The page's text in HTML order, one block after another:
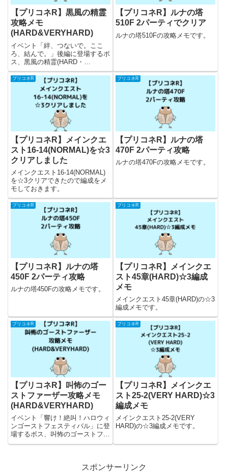
【プリコネR】黒風の精霊
攻略メモ
(HARD&VERYHARD)
イベント「絆、つないで。ここ
ろ、結んで。」後編に登場するボ
ス、黒風の精霊(HARD・
VERYHARD)の攻略メモになりま
す。
【プリコネR】ルナの塔
510F 2パーティでクリア
ルナの塔510Fの攻略メモです。
プリコネR
【プリコネR】メインクエ
スト16-14(NORMAL)を☆3
クリアしました
メインクエスト16-14(NORMAL)
を☆3クリアできたので編成をメ
モしておきます。
プリコネR
【プリコネR】ルナの塔
470F 2パーティ攻略
ルナの塔470Fの攻略メモです。
プリコネR
【プリコネR】ルナの塔
450F 2パーティ攻略
ルナの塔450Fの攻略メモです。
プリコネR
【プリコネR】メインクエ
スト45章(HARD)☆3編成
メモ
メインクエスト45章(HARD)の☆3
編成メモです。
プリコネR
【プリコネR】叫怖のゴー
ストファーザー攻略メモ
(HARD&VERYHARD)
イベント「響け！絶叫！ハロウィ
ンゴーストフェスティバル」に登
場するボス、叫怖のゴーストファ
ーザー(HARD・VERYHARD)の攻
プリコネR
【プリコネR】メインクエ
スト25-2(VERY HARD)☆3
編成メモ
メインクエスト25-2(VERY
HARD)の☆3編成メモです。
スポンサーリンク